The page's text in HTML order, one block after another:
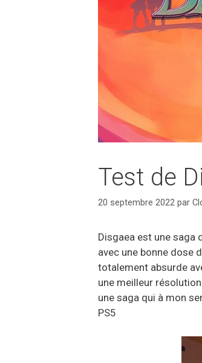
Test de
20 septembre 2022 par
Disgaea est une saga
avec une bonne dose
totalement absurde
une meilleur
une saga qui à mon
PS5